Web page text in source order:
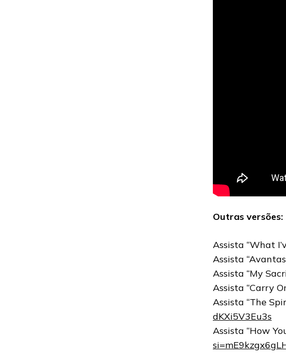
Outras versões:
Assista “What
Assista
Assista “My
Assista “Carry
Assista “The
dKXi5V3Eu3s
Assista “How